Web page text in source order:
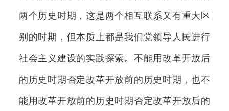
两个历史时期，这是两个相互联系又有重大区
别的时期，但本质上都是我们党领导人民进行
社会主义建设的实践探索。不能用改革开放后
的历史时期否定改革开放前的历史时期，也不
能用改革开放前的历史时期否定改革开放后的